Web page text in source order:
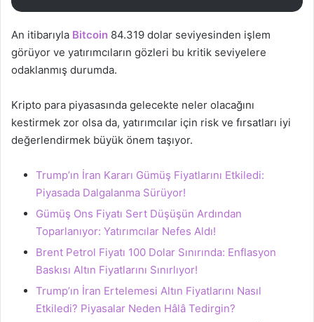
An itibarıyla Bitcoin 84.319 dolar seviyesinden işlem
görüyor ve yatırımcıların gözleri bu kritik seviyelere
odaklanmış durumda.
Kripto para piyasasında gelecekte neler olacağını
kestirmek zor olsa da, yatırımcılar için risk ve fırsatları iyi
değerlendirmek büyük önem taşıyor.
Trump’ın İran Kararı Gümüş Fiyatlarını Etkiledi:
Piyasada Dalgalanma Sürüyor!
Gümüş Ons Fiyatı Sert Düşüşün Ardından
Toparlanıyor: Yatırımcılar Nefes Aldı!
Brent Petrol Fiyatı 100 Dolar Sınırında: Enflasyon
Baskısı Altın Fiyatlarını Sınırlıyor!
Trump’ın İran Ertelemesi Altın Fiyatlarını Nasıl
Etkiledi? Piyasalar Neden Hâlâ Tedirgin?